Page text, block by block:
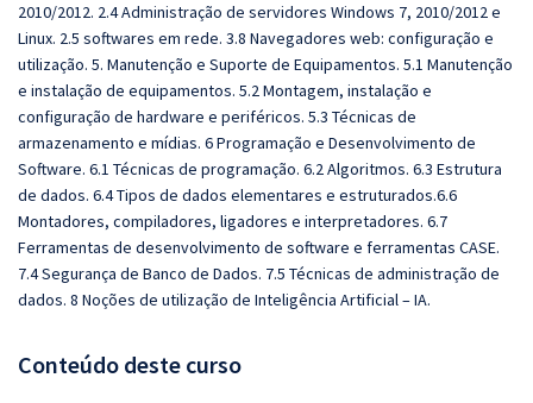
2010/2012. 2.4 Administração de servidores Windows 7, 2010/2012 e
Linux. 2.5 softwares em rede. 3.8 Navegadores web: configuração e
utilização. 5. Manutenção e Suporte de Equipamentos. 5.1 Manutenção
e instalação de equipamentos. 5.2 Montagem, instalação e
configuração de hardware e periféricos. 5.3 Técnicas de
armazenamento e mídias. 6 Programação e Desenvolvimento de
Software. 6.1 Técnicas de programação. 6.2 Algoritmos. 6.3 Estrutura
de dados. 6.4 Tipos de dados elementares e estruturados.6.6
Montadores, compiladores, ligadores e interpretadores. 6.7
Ferramentas de desenvolvimento de software e ferramentas CASE.
7.4 Segurança de Banco de Dados. 7.5 Técnicas de administração de
dados. 8 Noções de utilização de Inteligência Artificial – IA.
Conteúdo deste curso